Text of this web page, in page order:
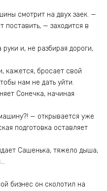
смотрит на двух заек. —
поставить, — заходится в
и, не разбирая дороги,
кажется, бросает свой
нам не дать уйти.
Сонечка, начиная
— открывается уже
подготовка оставляет
Сашенька, тяжело дыша,
бизнес он сколотил на